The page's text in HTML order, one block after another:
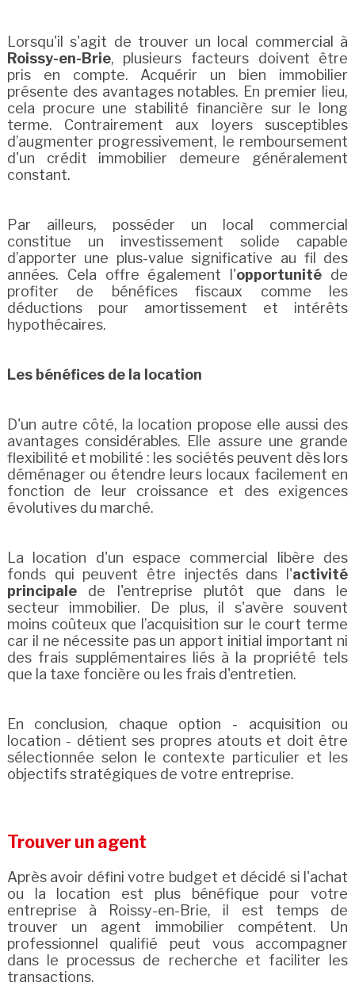
Lorsqu'il s'agit de trouver un local commercial à
Roissy-en-Brie, plusieurs facteurs doivent être
pris en compte. Acquérir un bien immobilier
présente des avantages notables. En premier lieu,
cela procure une stabilité financière sur le long
terme. Contrairement aux loyers susceptibles
d’augmenter progressivement, le remboursement
d'un crédit immobilier demeure généralement
constant.
Par ailleurs, posséder un local commercial
constitue un investissement solide capable
d’apporter une plus-value significative au fil des
années. Cela offre également l'opportunité de
profiter de bénéfices fiscaux comme les
déductions pour amortissement et intérêts
hypothécaires.
Les bénéfices de la location
D'un autre côté, la location propose elle aussi des
avantages considérables. Elle assure une grande
flexibilité et mobilité : les sociétés peuvent dès lors
déménager ou étendre leurs locaux facilement en
fonction de leur croissance et des exigences
évolutives du marché.
La location d'un espace commercial libère des
fonds qui peuvent être injectés dans l'activité
principalede l'entreprise plutôt que dans le
secteur immobilier. De plus, il s'avère souvent
moins coûteux que l’acquisition sur le court terme
car il ne nécessite pas un apport initial important ni
des frais supplémentaires liés à la propriété tels
que la taxe foncière ou les frais d'entretien.
En conclusion, chaque option - acquisition ou
location - détient ses propres atouts et doit être
sélectionnée selon le contexte particulier et les
objectifs stratégiques de votre entreprise.
Trouver un agent
Après avoir défini votre budget et décidé si l'achat
ou la location est plus bénéfique pour votre
entreprise à Roissy-en-Brie, il est temps de
trouver un agent immobilier compétent. Un
professionnel qualifié peut vous accompagner
dans le processus de recherche et faciliter les
transactions.